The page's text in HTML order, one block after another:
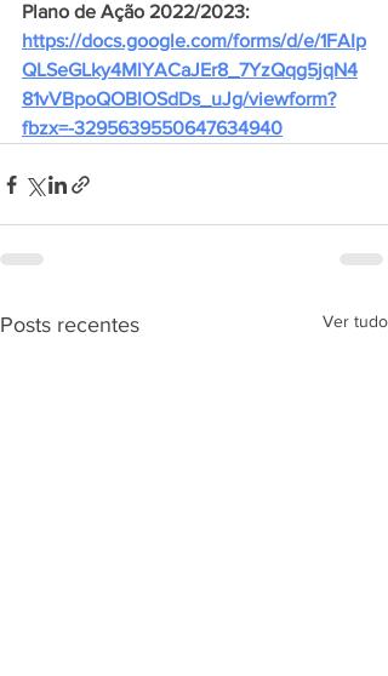
Plano de Ação 2022/2023:
https://docs.google.com/forms/d/e/1FAIp
QLSeGLky4MlYACaJEr8_7YzQqg5jqN4
81vVBpoQOBIOSdDs_uJg/viewform?
fbzx=-3295639550647634940
Posts recentes Ver tudo